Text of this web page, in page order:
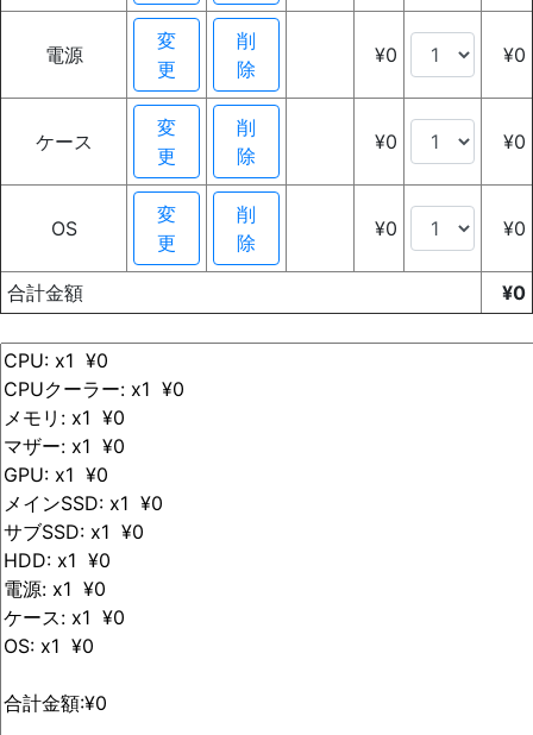
電源
変
更
削
除
¥0 ¥0
ケース
変
更
削
除
¥0 ¥0
OS
変
更
削
除
¥0 ¥0
合計金額 ¥0